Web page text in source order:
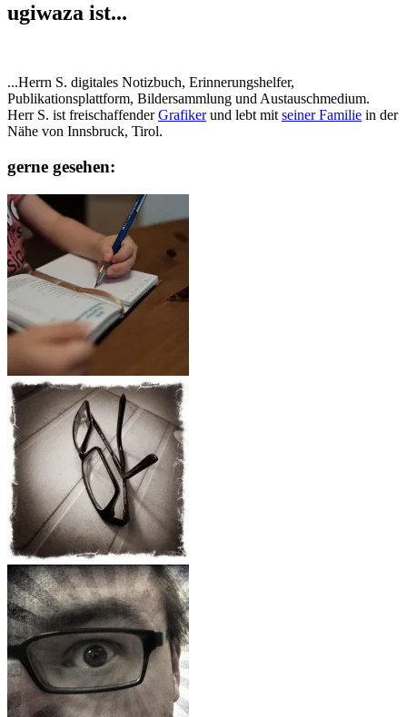
ugiwaza ist...
...Herrn S. digitales Notizbuch, Erinnerungshelfer,
Publikationsplattform, Bildersammlung und Austauschmedium.
Herr S. ist freischaffenderGrafikerund lebt mit seiner Familie in der
Nähe von Innsbruck, Tirol.
gerne gesehen: